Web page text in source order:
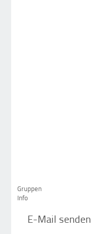
Gruppen
Info
E-Mail senden